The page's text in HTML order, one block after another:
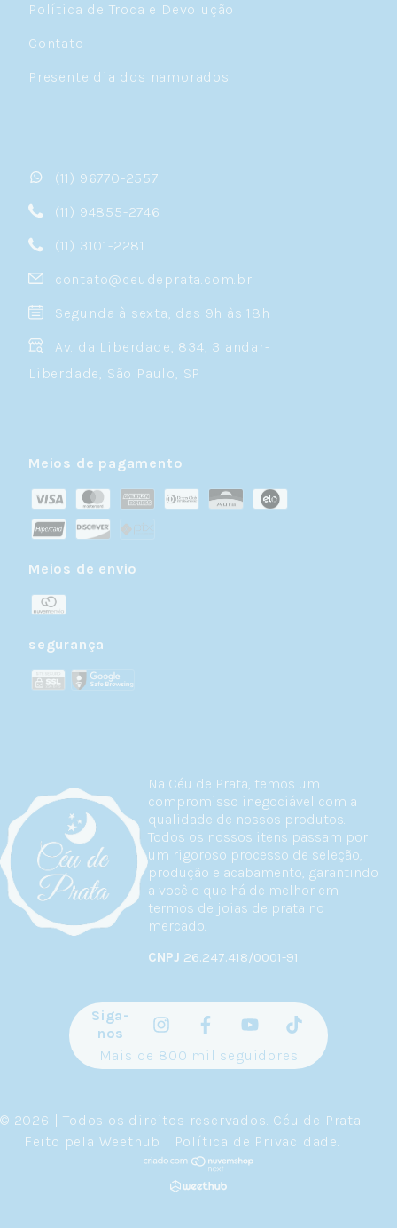
Na Céu de Prata, temos um
compromisso inegociável com a
qualidade de nossos produtos.
Todos os nossos itens passam por
um rigoroso processo de seleção,
produção e acabamento, garantindo
a você o que há de melhor em
termos de joias de prata no
mercado.
CNPJ 26.247.418/0001-91
Política de Troca e Devolução
Contato
Presente dia dos namorados
(11) 96770-2557
(11) 94855-2746
(11) 3101-2281
contato@ceudeprata.com.br
Segunda à sexta, das 9h às 18h
Av. da Liberdade, 834, 3 andar-
Liberdade, São Paulo, SP
Meios de pagamento
Meios de envio
segurança
Siga-
nos
Mais de 800 mil seguidores
© 2026 | Todos os direitos reservados. Céu de Prata.
Feito pela Weethub | Política de Privacidade.